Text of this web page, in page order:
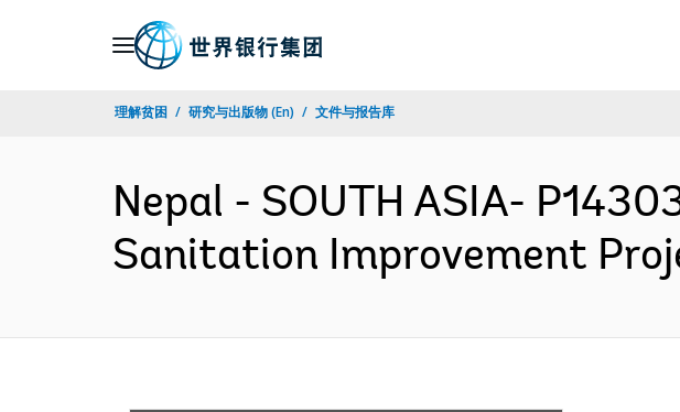
理解贫困 研究与出版物 (En) 文件与报告库
Nepal - SOUTH ASIA-
Sanitation Improvement